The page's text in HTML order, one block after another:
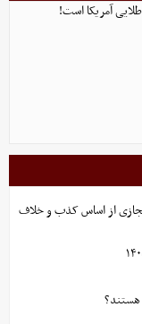
آمریکا است!
از اساس کذب و خلاف